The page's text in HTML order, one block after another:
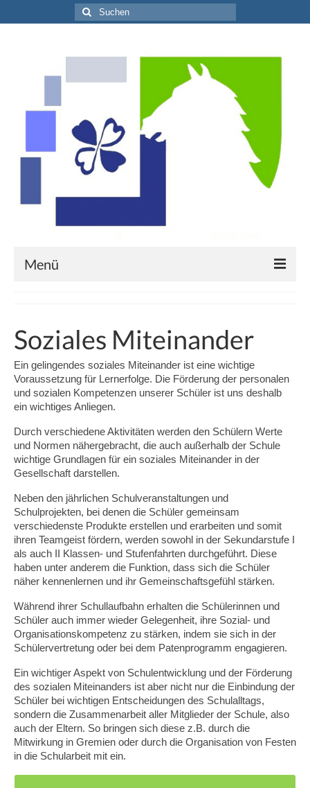
Suche
nach:
Menü
Schulprogramm
Schulleben
Informationen
Das Leitungsteam
Kollegium
Gremien
Schulpflegschaft
Förderverein
Schulorganisation
Erprobungsstufe (Klassen 5 und 6)
Mittelstufe (Klassen 7 bis 10)
Gymnasiale Oberstufe (Jahrgangsstufen EF,
Q1 und Q2)
Hausordnung
Schulcharta
Daten und Fakten
Soziales Miteinander
Ein gelingendes soziales Miteinander ist eine wichtige
Voraussetzung für Lernerfolge. Die Förderung der personalen
und sozialen Kompetenzen unserer Schüler ist uns deshalb
ein wichtiges Anliegen.
Durch verschiedene Aktivitäten werden den Schülern Werte
und Normen nähergebracht, die auch außerhalb der Schule
wichtige Grundlagen für ein soziales Miteinander in der
Gesellschaft darstellen.
Neben den jährlichen Schulveranstaltungen und
Schulprojekten, bei denen die Schüler gemeinsam
verschiedenste Produkte erstellen und erarbeiten und somit
ihren Teamgeist fördern, werden sowohl in der Sekundarstufe I
als auch II Klassen- und Stufenfahrten durchgeführt. Diese
haben unter anderem die Funktion, dass sich die Schüler
näher kennenlernen und ihr Gemeinschaftsgefühl stärken.
Während ihrer Schullaufbahn erhalten die Schülerinnen und
Schüler auch immer wieder Gelegenheit, ihre Sozial- und
Organisationskompetenz zu stärken, indem sie sich in der
Schülervertretung oder bei dem Patenprogramm engagieren.
Ein wichtiger Aspekt von Schulentwicklung und der Förderung
des sozialen Miteinanders ist aber nicht nur die Einbindung der
Schüler bei wichtigen Entscheidungen des Schulalltags,
sondern die Zusammenarbeit aller Mitglieder der Schule, also
auch der Eltern. So bringen sich diese z.B. durch die
Mitwirkung in Gremien oder durch die Organisation von Festen
in die Schularbeit mit ein.